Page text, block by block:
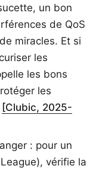
un bon
de QoS
miracles. Et si
les
les bons
les
[Clubic, 2025-
: pour un
vérifie la